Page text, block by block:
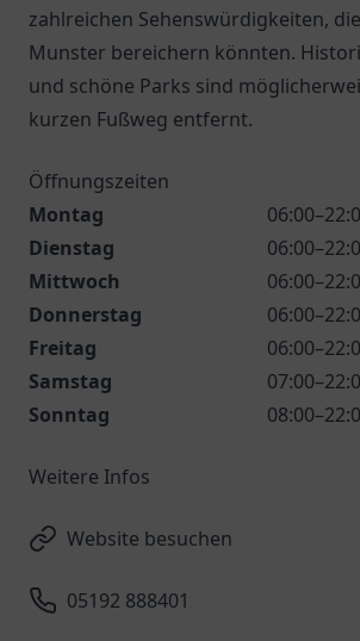
zahlreichen Sehenswürdigkeiten,
Munster bereichern könnten.
und schöne Parks sind
kurzen Fußweg entfernt.
Öffnungszeiten
Montag
Dienstag
Mittwoch
Donnerstag
Freitag
Samstag
Sonntag
Weitere Infos
Website besuchen
05192 888401